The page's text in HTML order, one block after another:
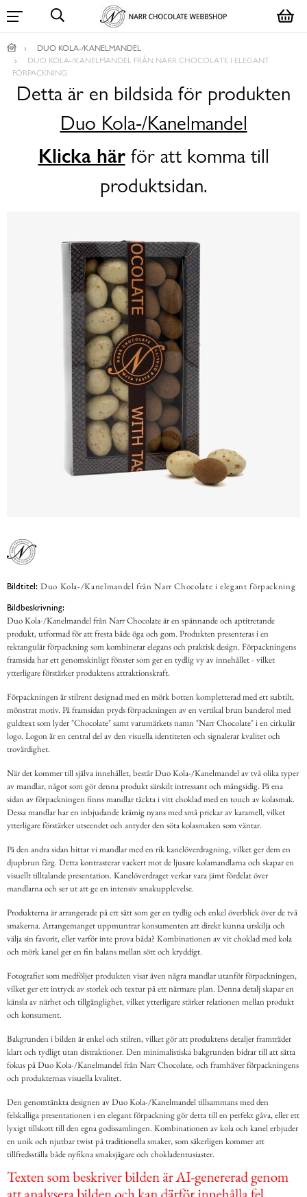
DUO KOLA-/KANELMANDEL
DUO KOLA-/KANELMANDEL FRÅN NARR CHOCOLATE I ELEGANT
FÖRPACKNING
Detta är en bildsida för produkten
Duo Kola-/Kanelmandel
Klicka härför att komma till
produktsidan.
Bildtitel: Duo Kola-/Kanelmandel från Narr Chocolate i elegant förpackning
Bildbeskrivning:
Duo Kola-/Kanelmandel från Narr Chocolate är en spännande och aptitretande
produkt, utformad för att fresta både öga och gom. Produkten presenteras i en
rektangulär förpackning som kombinerar elegans och praktisk design. Förpackningens
framsida har ett genomskinligt fönster som ger en tydlig vy av innehållet - vilket
ytterligare förstärker produktens attraktionskraft.
Förpackningen är stilrent designad med en mörk botten kompletterad med ett subtilt,
mönstrat motiv. På framsidan pryds förpackningen av en vertikal brun banderol med
guldtext som lyder "Chocolate" samt varumärkets namn "Narr Chocolate" i en cirkulär
logo. Logon är en central del av den visuella identiteten och signalerar kvalitet och
trovärdighet.
När det kommer till själva innehållet, består Duo Kola-/Kanelmandel av två olika typer
av mandlar, något som gör denna produkt särskilt intressant och mångsidig. På ena
sidan av förpackningen finns mandlar täckta i vitt choklad med en touch av kolasmak.
Dessa mandlar har en inbjudande krämig nyans med små prickar av karamell, vilket
ytterligare förstärker utseendet och antyder den söta kolasmaken som väntar.
På den andra sidan hittar vi mandlar med en rik kanelöverdragning, vilket ger dem en
djupbrun färg. Detta kontrasterar vackert mot de ljusare kolamandlarna och skapar en
visuellt tilltalande presentation. Kanelöverdraget verkar vara jämt fördelat över
mandlarna och ser ut att ge en intensiv smakupplevelse.
Produkterna är arrangerade på ett sätt som ger en tydlig och enkel överblick över de två
smakerna. Arrangemanget uppmuntrar konsumenten att direkt kunna urskilja och
välja sin favorit, eller varför inte prova båda? Kombinationen av vit choklad med kola
och mörk kanel ger en fin balans mellan sött och kryddigt.
Fotografiet som medföljer produkten visar även några mandlar utanför förpackningen,
vilket ger ett intryck av storlek och textur på ett närmare plan. Denna detalj skapar en
känsla av närhet och tillgänglighet, vilket ytterligare stärker relationen mellan produkt
och konsument.
Bakgrunden i bilden är enkel och stilren, vilket gör att produktens detaljer framträder
klart och tydligt utan distraktioner. Den minimalistiska bakgrunden bidrar till att sätta
fokus på Duo Kola-/Kanelmandel från Narr Chocolate, och framhäver förpackningens
och produkternas visuella kvalitet.
Den genomtänkta designen av Duo Kola-/Kanelmandel tillsammans med den
felskalliga presentationen i en elegant förpackning gör detta till en perfekt gåva, eller ett
lyxigt tillskott till den egna godissamlingen. Kombinationen av kola och kanel erbjuder
en unik och njutbar twist på traditionella smaker, som säkerligen kommer att
tillfredsställa både nyfikna smaksjägare och chokladentusiaster.